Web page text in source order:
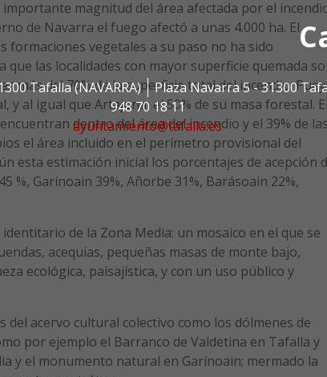
Tafalla (NAVARRA)
Plaza Navarra 5 - 31300
948 70 18 11
ayuntamiento@tafalla.es
magnitud del área afectada por el
de Navarra el fuego afectó a unas 4.000 ha. El
formaciones vegetales a su paso no ha sido
las localidades con mayor superficie quemada
más del 70% de la superficie total del incendio.
y al igual que Artajona, el 50% de su masa forestal. El
dentro del área del incendio y el 39% de las
el área incluido en el perímetro provisional del
esta estimación inicial los porcentajes de acepción
%, Garínoain 39%, Añorbe 31%, Barásoain 22%,
de la Zona Media: un mosaico en el que se
acequias, pequeñas masas de monte bajo,
ecológica, paisajística, y con un uso público y
acervo cultural colectivo como los dólmenes de
por ejemplo el Barranco de Valdetina en Tafalla y
y el monumento natural en Garínoain; mermado la